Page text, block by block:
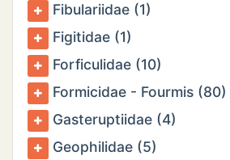
Fibulariidae (1)
Figitidae (1)
Forficulidae (10)
Formicidae - Fourmis (80)
Gasteruptiidae (4)
Geophilidae (5)